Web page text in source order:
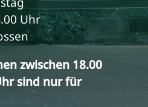
Uhr
zwischen 18.00
sind nur für